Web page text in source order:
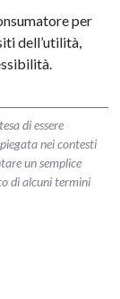
per
dell’utilità,
di essere
nei contesti
un semplice
di alcuni termini